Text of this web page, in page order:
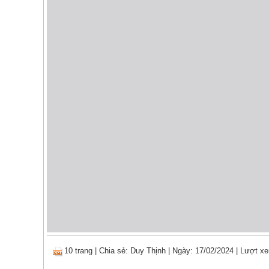
10 trang Chia sẻ: Duy Thịnh | Ngày: 17/02/2024 | Lượt